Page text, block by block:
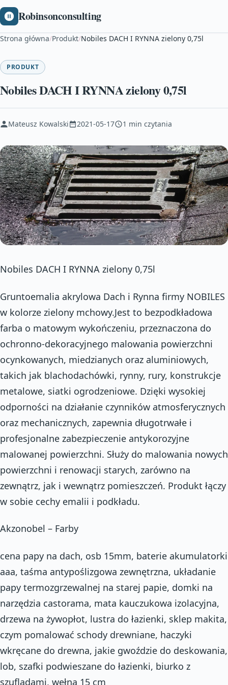
Robinsonconsulting
Strona główna/Produkt/Nobiles DACH I RYNNA zielony 0,75l
PRODUKT
Nobiles DACH I RYNNA zielony 0,75l
Mateusz Kowalski 2021-05-17 1 min czytania
Nobiles DACH I RYNNA zielony 0,75l
Gruntoemalia akrylowa Dach i Rynna firmy NOBILES
w kolorze zielony mchowy.Jest to bezpodkładowa
farba o matowym wykończeniu, przeznaczona do
ochronno-dekoracyjnego malowania powierzchni
ocynkowanych, miedzianych oraz aluminiowych,
takich jak blachodachówki, rynny, rury, konstrukcje
metalowe, siatki ogrodzeniowe. Dzięki wysokiej
odporności na działanie czynników atmosferycznych
oraz mechanicznych, zapewnia długotrwałe i
profesjonalne zabezpieczenie antykorozyjne
malowanej powierzchni. Służy do malowania nowych
powierzchni i renowacji starych, zarówno na
zewnątrz, jak i wewnątrz pomieszczeń. Produkt łączy
w sobie cechy emalii i podkładu.
Akzonobel – Farby
cena papy na dach, osb 15mm, baterie akumulatorki
aaa, taśma antypoślizgowa zewnętrzna, układanie
papy termozgrzewalnej na starej papie, domki na
narzędzia castorama, mata kauczukowa izolacyjna,
drzewa na żywopłot, lustra do łazienki, sklep makita,
czym pomalować schody drewniane, haczyki
wkręcane do drewna, jakie gwoździe do deskowania,
lob, szafki podwieszane do łazienki, biurko z
szufladami, wełna 15 cm